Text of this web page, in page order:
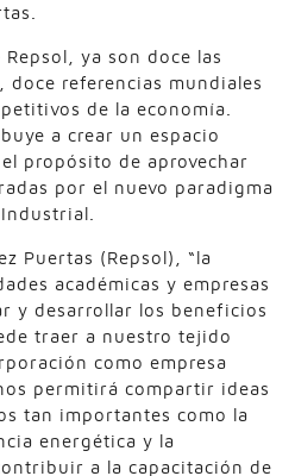
ya son doce las
referencias mundiales
de la economía.
a crear un espacio
propósito de aprovechar
por el nuevo paradigma
Puertas (Repsol), “la
académicas y empresas
y desarrollar los beneficios
traer a nuestro tejido
como empresa
permitirá compartir ideas
tan importantes como la
energética y la
a la capacitación de